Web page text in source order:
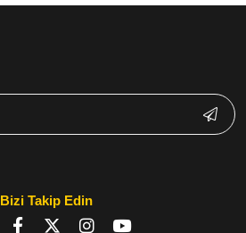
Bizi Takip Edin